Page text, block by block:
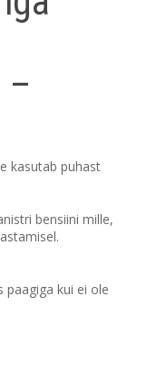
–
kasutab puhast
bensiini mille,
paagiga kui ei ole